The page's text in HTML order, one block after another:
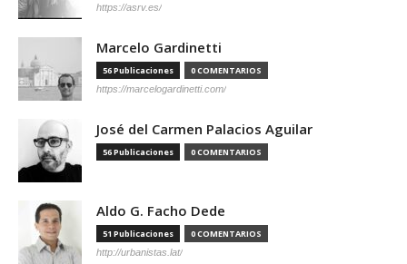
https://asrv.es/
Marcelo Gardinetti
56 Publicaciones 0 COMENTARIOS
https://marcelogardinetti.com/
José del Carmen Palacios Aguilar
56 Publicaciones 0 COMENTARIOS
Aldo G. Facho Dede
51 Publicaciones 0 COMENTARIOS
http://urbanistas.lat/